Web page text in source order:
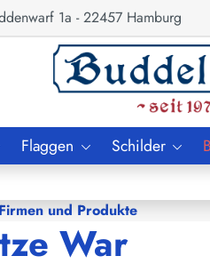
1a - 22457 Hamburg
Flaggen Schilder
und Produkte
War